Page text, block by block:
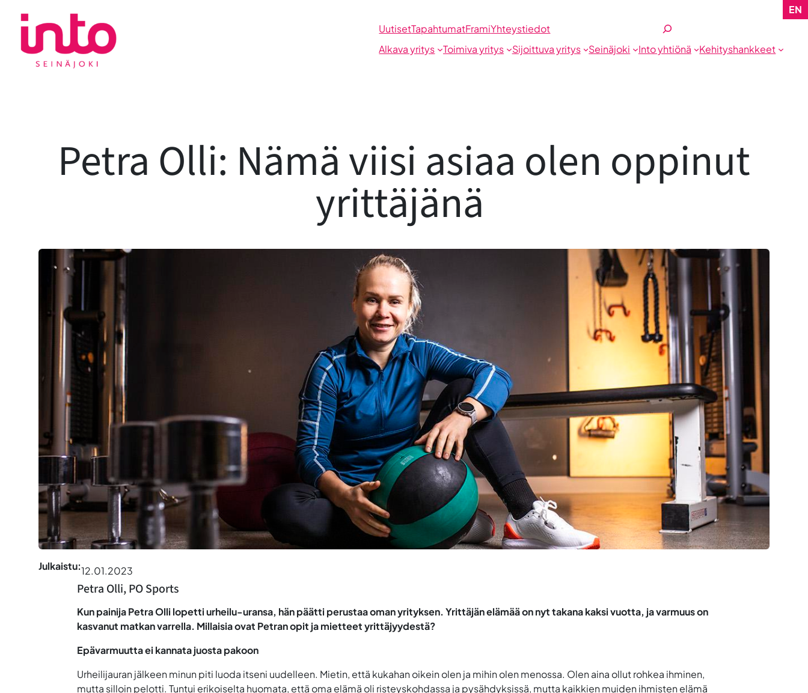
sisältöön
UutisetTapahtumatFramiYhteystiedot
Etsi
Alkava yritys
Toimiva yritys Sijoittuva yritys Seinäjoki Into yhtiönä Kehityshankkeet
EN
Petra Olli: Nämä viisi asiaa olen oppinut
yrittäjänä
Julkaistu:12.01.2023
Petra Olli, PO Sports
Kun painija Petra Olli lopetti urheilu-uransa, hän päätti perustaa oman yrityksen. Yrittäjän elämää on nyt takana kaksi vuotta, ja varmuus on
kasvanut matkan varrella. Millaisia ovat Petran opit ja mietteet yrittäjyydestä?
Epävarmuutta ei kannata juosta pakoon
Urheilijauran jälkeen minun piti luoda itseni uudelleen. Mietin, että kukahan oikein olen ja mihin olen menossa. Olen aina ollut rohkea ihminen,
mutta silloin pelotti. Tuntui erikoiselta huomata, että oma elämä oli risteyskohdassa ja pysähdyksissä, mutta kaikkien muiden ihmisten elämä